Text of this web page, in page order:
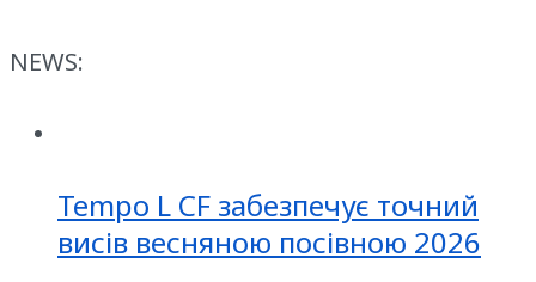
NEWS:
Tempo L CF забезпечує точний
висів весняною посівною 2026